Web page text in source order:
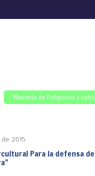
"Maestría en Religiones y
2015
Para la defensa